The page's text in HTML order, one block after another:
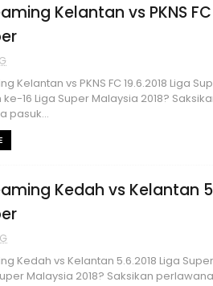
Kelantan vs PKNS FC
Kelantan vs PKNS FC 19.6.2018 Liga
16 Liga Super Malaysia 2018?
pasuk...
Kedah vs Kelantan
Kedah vs Kelantan 5.6.2018 Liga
Malaysia 2018? Saksikan